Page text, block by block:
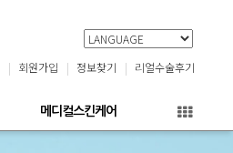
회원가입 정보찾기 리얼수술후기
메디컬스킨케어